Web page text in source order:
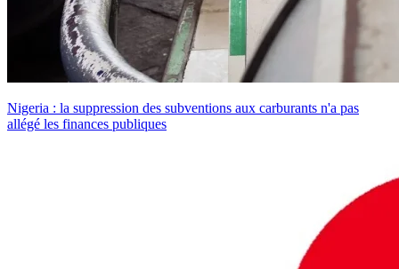
Nigeria : la suppression des subventions aux carburants n'a pas
allégé les finances publiques